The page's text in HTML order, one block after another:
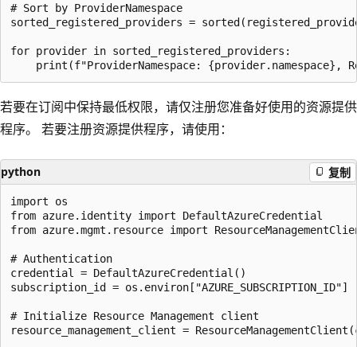
# Sort by ProviderNamespace
sorted_registered_providers =
for provider in sorted_registered_providers:
若要在订阅中保持最低权限，请仅注册您准备好使用的资源提供
程序。 若要注册资源提供程序，请使用：
python 复制
import os
from azure.identity import DefaultAzureCredential
from azure.mgmt.resource import
# Authentication
credential = DefaultAzureCredential()
subscription_id =
# Initialize Resource Management client
resource_management_client =